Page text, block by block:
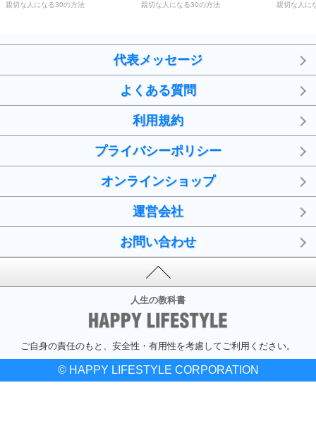
親切な人になる30の方法 親切な人になる30の方法 親切な人に
代表メッセージ
よくある質問
利用規約
プライバシーポリシー
オンラインショップ
運営会社
お問い合わせ
人生の教科書
ご自身の責任のもと、安全性・有用性を考慮してご利用ください。
© HAPPY LIFESTYLE CORPORATION